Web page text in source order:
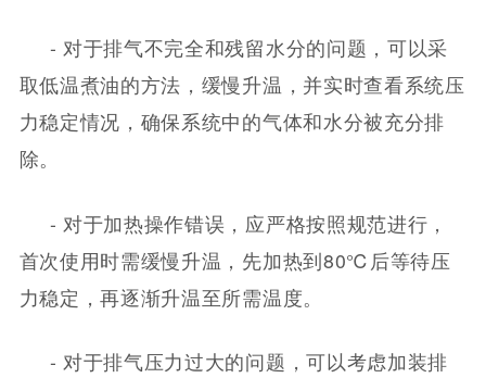
- 对于排气不完全和残留水分的问题，可以采
取低温煮油的方法，缓慢升温，并实时查看系统压
力稳定情况，确保系统中的气体和水分被充分排
除。
- 对于加热操作错误，应严格按照规范进行，
首次使用时需缓慢升温，先加热到80℃后等待压
力稳定，再逐渐升温至所需温度。
- 对于排气压力过大的问题，可以考虑加装排